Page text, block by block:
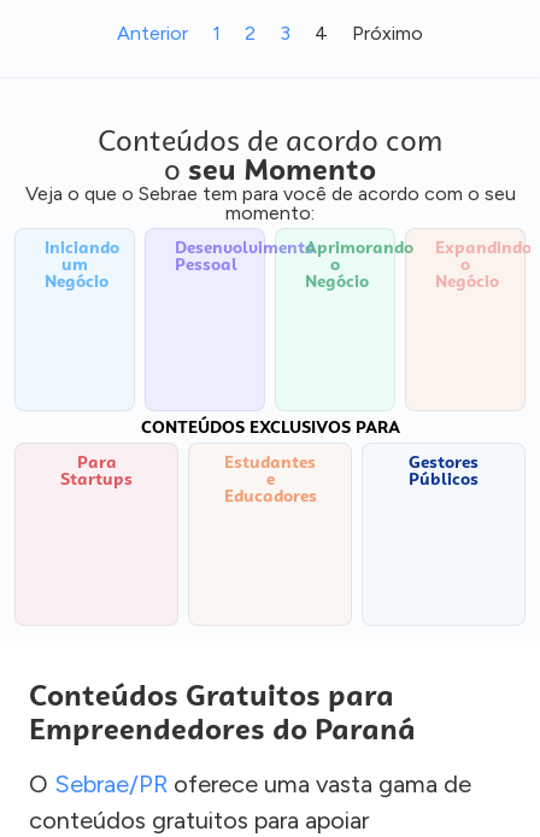
Anterior 1 2 3 4 Próximo
Conteúdos de acordo com
o seu Momento
Veja o que o Sebrae tem para você de acordo com o seu
momento:
Iniciando
um
Negócio
Desenvolvimento
Pessoal
Aprimorando
o
Negócio
Expandindo
o
Negócio
CONTEÚDOS EXCLUSIVOS PARA
Para
Startups
Estudantes
e
Educadores
Gestores
Públicos
Conteúdos Gratuitos para
Empreendedores do Paraná
O Sebrae/PR oferece uma vasta gama de
conteúdos gratuitos para apoiar